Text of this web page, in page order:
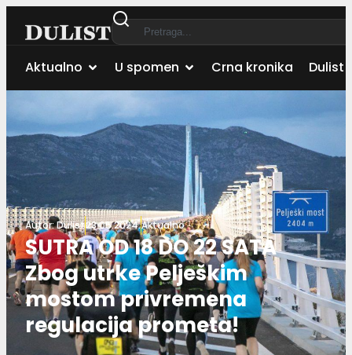
Aktualno U spomen Crna kronika Dulist
Autor:Dulist28.05.2024.Aktualno
SUTRA OD 18 DO 22 SATA
Zbog utrke Pelješkim
mostom privremena
regulacija prometa!